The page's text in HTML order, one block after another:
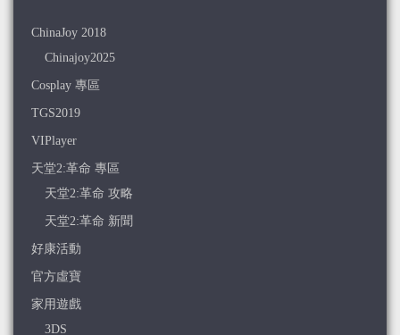
ChinaJoy 2018
Chinajoy2025
Cosplay 專區
TGS2019
VIPlayer
天堂2:革命 專區
天堂2:革命 攻略
天堂2:革命 新聞
好康活動
官方虛寶
家用遊戲
3DS